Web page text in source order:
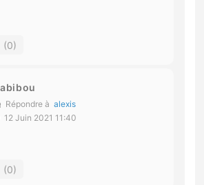
0
Répondre àalexis
12 Juin 2021 11:40
0